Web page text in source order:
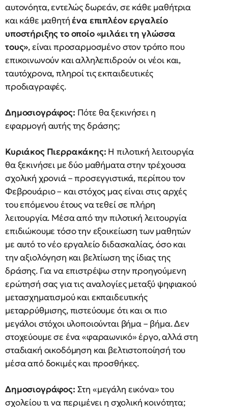
αυτονόητα, εντελώς δωρεάν, σε κάθε μαθήτρια
και κάθε μαθητήένα επιπλέον εργαλείο
υποστήριξης το οποίο «μιλάει τη γλώσσα
τους», είναι προσαρμοσμένο στον τρόπο που
επικοινωνούν και αλληλεπιδρούν οι νέοι και,
ταυτόχρονα, πληροί τις εκπαιδευτικές
προδιαγραφές.
Δημοσιογράφος: Πότε θα ξεκινήσει η
εφαρμογή αυτής της δράσης;
Κυριάκος Πιερρακάκης: Η πιλοτική λειτουργία
θα ξεκινήσει με δύο μαθήματα στην τρέχουσα
σχολική χρονιά – προσεγγιστικά, περίπου τον
Φεβρουάριο – και στόχος μας είναι στις αρχές
του επόμενου έτους να τεθεί σε πλήρη
λειτουργία. Μέσα από την πιλοτική λειτουργία
επιδιώκουμε τόσο την εξοικείωση των μαθητών
με αυτό το νέο εργαλείο διδασκαλίας, όσο και
την αξιολόγηση και βελτίωση της ίδιας της
δράσης. Για να επιστρέψω στην προηγούμενη
ερώτησή σας για τις αναλογίες μεταξύ ψηφιακού
μετασχηματισμού και εκπαιδευτικής
μεταρρύθμισης, πιστεύουμε ότι και οι πιο
μεγάλοι στόχοι υλοποιούνται βήμα – βήμα. Δεν
στοχεύουμε σε ένα «φαραωνικό» έργο, αλλά στη
σταδιακή οικοδόμηση και βελτιστοποίησή του
μέσα από δοκιμές και προσθήκες.
Δημοσιογράφος: Στη «μεγάλη εικόνα» του
σχολείου τι να περιμένει η σχολική κοινότητα;